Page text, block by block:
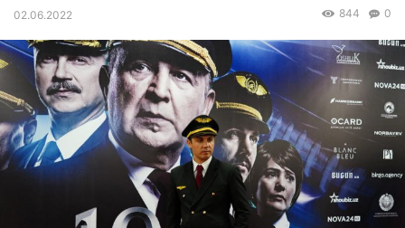
02.06.2022 0
844